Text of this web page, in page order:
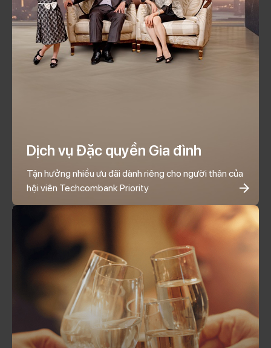
Dịch vụ Đặc quyền Gia đình
Tận hưởng nhiều ưu đãi dành riêng cho người thân của
hội viên Techcombank Priority